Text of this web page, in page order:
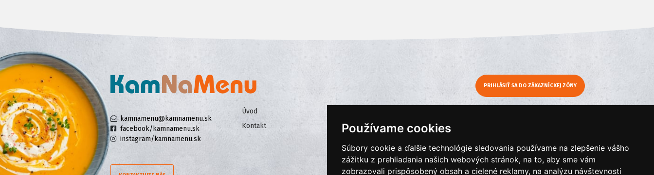
Používame cookies
Súbory cookie a ďalšie technológie sledovania používame na zlepšenie vášho
zážitku z prehliadania našich webových stránok, na to, aby sme vám
zobrazovali prispôsobený obsah a cielené reklamy, na analýzu návštevnosti
kamnamenu@kamnamenu.sk
facebook/kamnamenu.sk
instagram/kamnamenu.sk
PRIHLÁSIŤ SA DO ZÁKAZNÍCKEJ ZÓNY
Úvod
Kontakt
Ochrana osobných údajov